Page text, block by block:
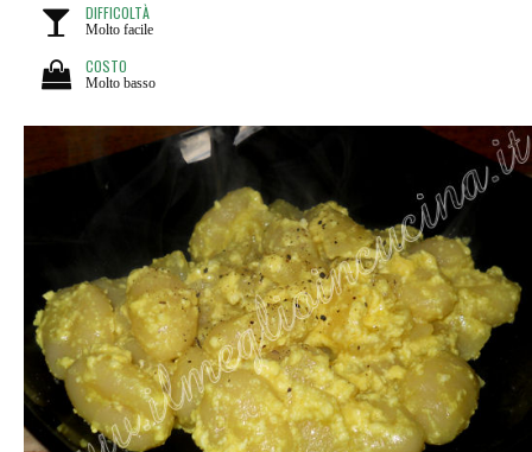
DIFFICOLTÀ
Molto facile
COSTO
Molto basso